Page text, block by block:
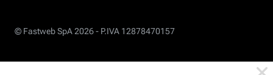
© Fastweb SpA 2026 - P.IVA 12878470157